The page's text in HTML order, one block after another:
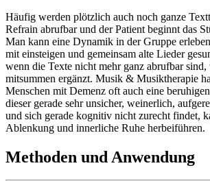
Häufig werden plötzlich auch noch ganze
Refrain abrufbar und der Patient beginnt das
Man kann eine Dynamik in der Gruppe
mit einsteigen und gemeinsam alte Lieder
wenn die Texte nicht mehr ganz abrufbar
mitsummen ergänzt. Musik & Musiktherapie
Menschen mit Demenz oft auch eine
dieser gerade sehr unsicher, weinerlich,
und sich gerade kognitiv nicht zurecht findet,
Ablenkung und innerliche Ruhe herbeiführen.
Methoden und Anwendung